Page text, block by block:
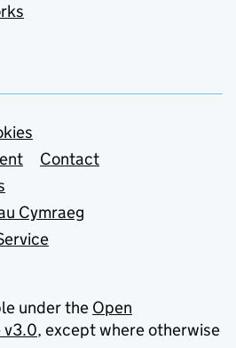
Contact
Cymraeg
under the Open
v3.0, except where otherwise